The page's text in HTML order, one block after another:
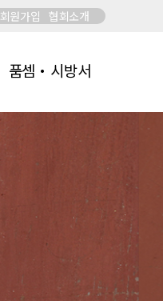
회원가입 협회소개
품셈・시방서